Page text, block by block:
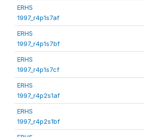
ERHS
1997_r4p1s7af
ERHS
1997_r4p1s7bf
ERHS
1997_r4p1s7cf
ERHS
1997_r4p2s1af
ERHS
1997_r4p2s1bf